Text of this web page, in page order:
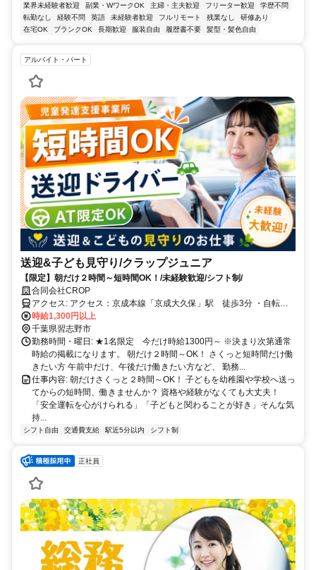
業界未経験者歓迎 副業・WワークOK 主婦・主夫歓迎 フリーター歓迎
学歴不問
転勤なし
経験不問 英語 未経験者歓迎 フルリモート 残業なし
研修あり
在宅OK
ブランクOK 長期歓迎 服装自由 履歴書不要 髪型・髪色自由
アルバイト・パート
送迎&子ども見守り/クラップジュニア
【限定】朝だけ２時間～短時間OK！/未経験歓迎/シフト制/
合同会社CROP
アクセス: アクセス：京成本線「京成大久保」駅 徒歩3分 ・自転車
通勤可
時給1,300円以上
千葉県習志野市
勤務時間・曜日: ★1名限定 今だけ時給1300円～ ※決まり次第通常
時給の掲載になります。 朝だけ２時間～OK！ さくっと短時間だけ働
きたい方 午前中だけ、午後だけ働きたい方など、 勤務...
仕事内容: 朝だけさくっと２時間～OK！ 子どもを幼稚園や学校へ送っ
てからの短時間、働きませんか？ 資格や経験がなくても大丈夫！
「安全運転を心がけられる」「子どもと関わることが好き」そんな気
持...
シフト自由 交通費支給 駅近5分以内 シフト制
正社員